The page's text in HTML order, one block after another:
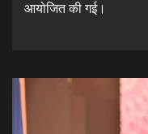
आयोजित की गई।